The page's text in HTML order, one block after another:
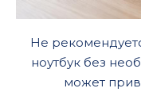
Не
ноутбук без
может